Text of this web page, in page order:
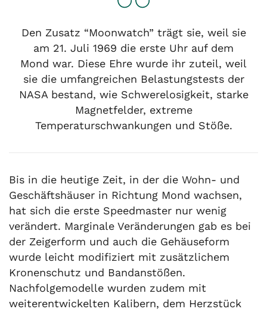
Den Zusatz “Moonwatch” trägt sie, weil sie
am 21. Juli 1969 die erste Uhr auf dem
Mond war. Diese Ehre wurde ihr zuteil, weil
sie die umfangreichen Belastungstests der
NASA bestand, wie Schwerelosigkeit, starke
Magnetfelder, extreme
Temperaturschwankungen und Stöße.
Bis in die heutige Zeit, in der die Wohn- und
Geschäftshäuser in Richtung Mond wachsen,
hat sich die erste Speedmaster nur wenig
verändert. Marginale Veränderungen gab es bei
der Zeigerform und auch die Gehäuseform
wurde leicht modifiziert mit zusätzlichem
Kronenschutz und Bandanstößen.
Nachfolgemodelle wurden zudem mit
weiterentwickelten Kalibern, dem Herzstück